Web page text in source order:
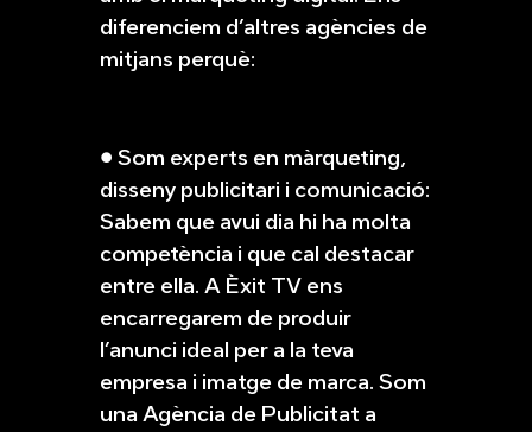
diferenciem d’altres agències de
mitjans perquè:
● Som experts en màrqueting,
disseny publicitari i comunicació:
Sabem que avui dia hi ha molta
competència i que cal destacar
entre ella. A Èxit TV ens
encarregarem de produir
l’anunci ideal per a la teva
empresa i imatge de marca. Som
una Agència de Publicitat a